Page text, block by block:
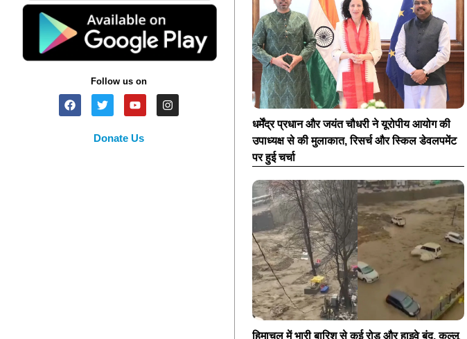
Follow us on
Donate Us
धर्मेंद्र प्रधान और जयंत चौधरी ने यूरोपीय आयोग की
उपाध्यक्ष से की मुलाकात, रिसर्च और स्किल डेवलपमेंट
पर हुई चर्चा
हिमाचल में भारी बारिश से कई रोड और हाइवे बंद, कुल्लू